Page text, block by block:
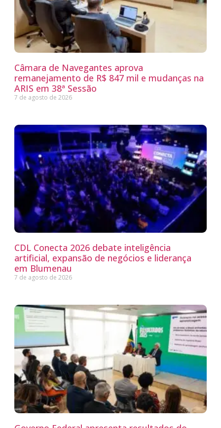
Câmara de Navegantes aprova
remanejamento de R$ 847 mil e mudanças na
ARIS em 38ª Sessão
7 de agosto de 2026
CDL Conecta 2026 debate inteligência
artificial, expansão de negócios e liderança
em Blumenau
7 de agosto de 2026